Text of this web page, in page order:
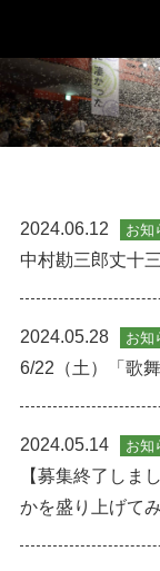
2024.06.12 お知
中村勘三郎丈十
2024.05.28 お知
6/22（土）「歌
2024.05.14 お知
【募集終了しま
かを盛り上げて